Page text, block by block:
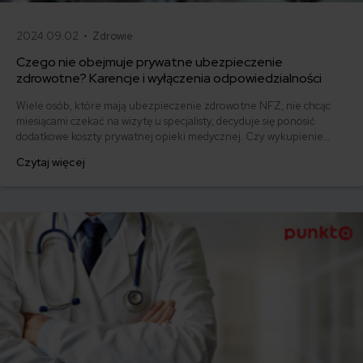
2024.09.02 • Zdrowie
Czego nie obejmuje prywatne ubezpieczenie
zdrowotne? Karencje i wyłączenia odpowiedzialności
Wiele osób, które mają ubezpieczenie zdrowotne NFZ, nie chcąc
miesiącami czekać na wizytę u specjalisty, decyduje się ponosić
dodatkowe koszty prywatnej opieki medycznej. Czy wykupienie
ochronę w najtrudniejszym okresie? W tym artykule dowiesz się,
Czytaj więcej